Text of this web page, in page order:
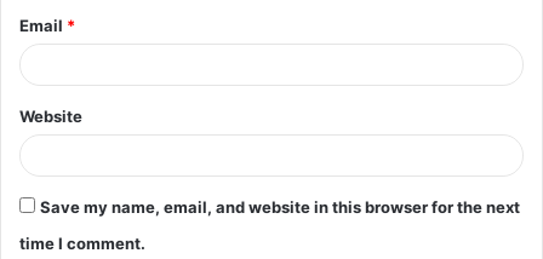
Email *
Website
Save my name, email, and website in this browser for the next
time I comment.